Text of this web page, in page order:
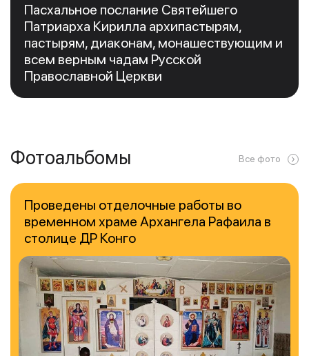
Пасхальное послание Святейшего
Патриарха Кирилла архипастырям,
пастырям, диаконам, монашествующим и
всем верным чадам Русской
Православной Церкви
Фотоальбомы Все фото
Проведены отделочные работы во
временном храме Архангела Рафаила в
столице ДР Конго